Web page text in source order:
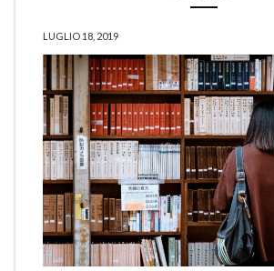
LUGLIO 18, 2019